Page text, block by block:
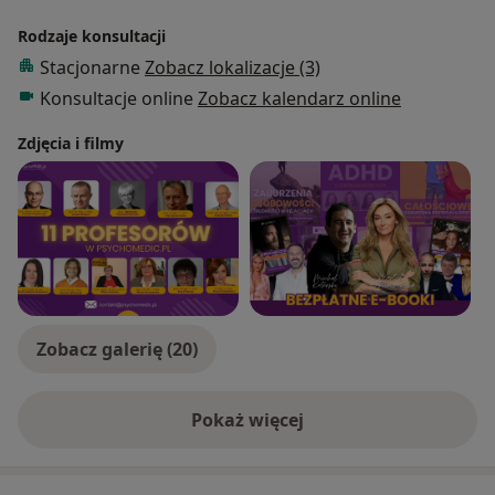
Rodzaje konsultacji
Stacjonarne Zobacz lokalizacje (3)
Konsultacje online Zobacz kalendarz online
Zdjęcia i filmy
Zobacz galerię (20)
Pokaż więcejo doświadczeniu